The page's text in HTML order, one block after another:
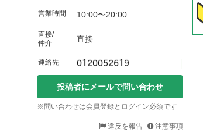
営業時間 10:00〜20:00
直接/
仲介
直接
連絡先
投稿者にメールで問い合わせ
※問い合わせは会員登録とログイン必須です
違反を報告
注意事項